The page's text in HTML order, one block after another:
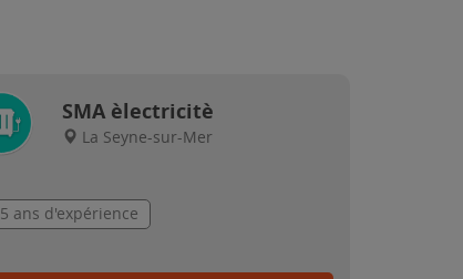
SMA èlectricitè
La Seyne-sur-Mer
5 ans d'expérience